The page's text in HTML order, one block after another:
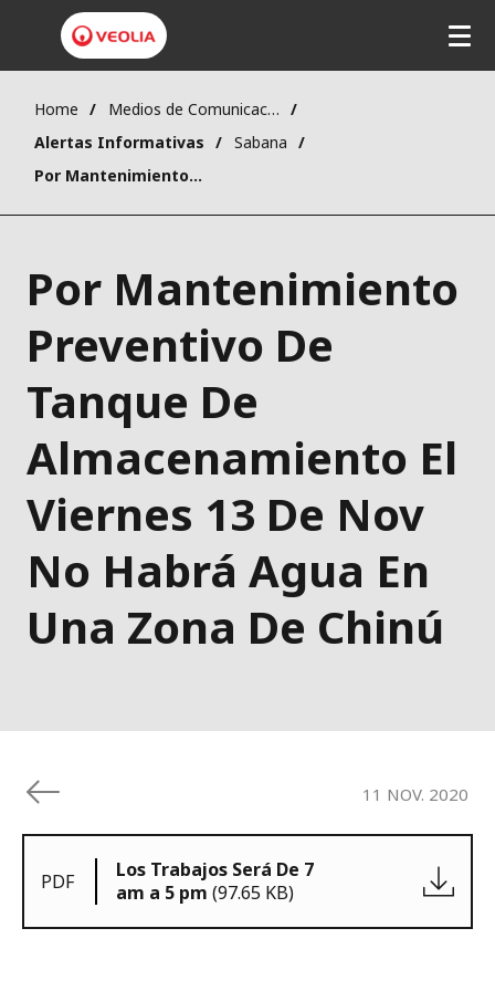
Home
Medios de Comunicación
Alertas Informativas
Sabana
Por Mantenimiento Preventivo De Tanque De Almacenamiento El Viernes 13 De Nov No Habrá Agua En Una Zona De Chinú
Por Mantenimiento
Preventivo De
Tanque De
Almacenamiento El
Viernes 13 De Nov
No Habrá Agua En
Una Zona De Chinú
11 NOV. 2020
PDF
Los Trabajos Será De 7
am a 5 pm (97.65 KB)